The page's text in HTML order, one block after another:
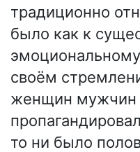
традиционно
было как к
своём
женщин мужчин
то ни было